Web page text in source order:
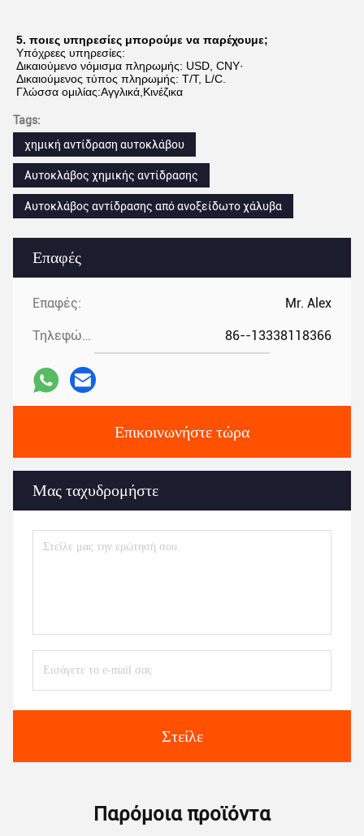
Επαφές
Επαφές: Mr. Alex
Τηλεφώνημα: 86--13338118366
Επικοινωνήστε τώρα
Μας ταχυδρομήστε
Στείλε
5. ποιες υπηρεσίες μπορούμε να παρέχουμε;
Υπόχρεες υπηρεσίες:
Δικαιούμενο νόμισμα πληρωμής: USD, CNY·
Δικαιούμενος τύπος πληρωμής: T/T, L/C.
Γλώσσα ομιλίας:Αγγλικά,Κινέζικα
Tags:
χημική αντίδραση αυτοκλάβου
Αυτοκλάβος χημικής αντίδρασης
Αυτοκλάβος αντίδρασης από ανοξείδωτο χάλυβα
Παρόμοια προϊόντα